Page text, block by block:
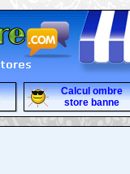
Calcul ombre
store banne